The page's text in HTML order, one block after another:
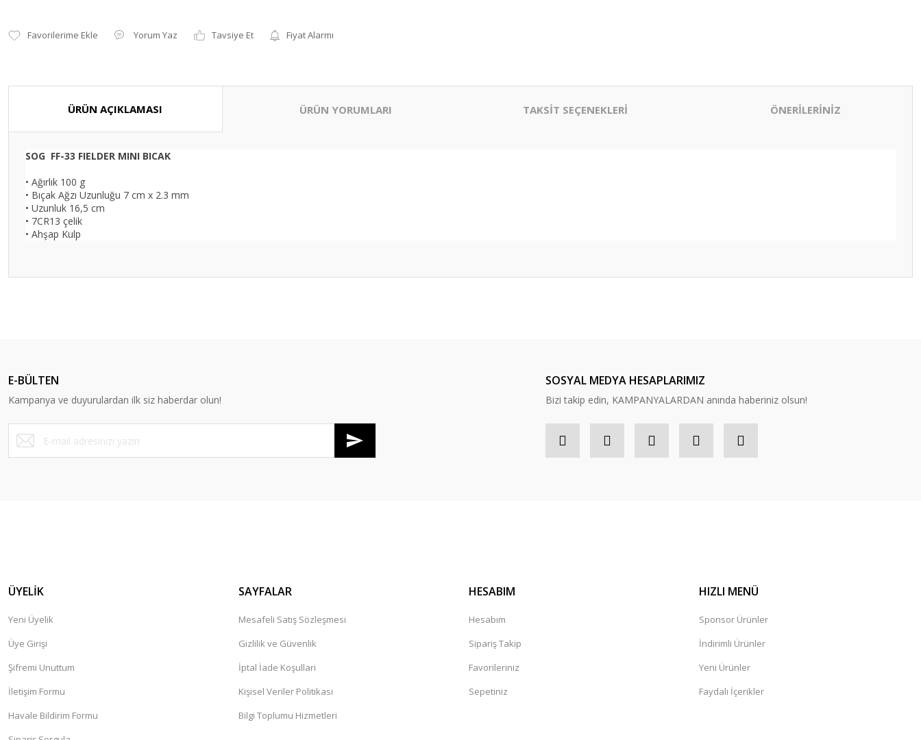
Yorum Yaz Tavsiye Et Fiyat Alarmı
ÜRÜN AÇIKLAMASI ÜRÜN YORUMLARI TAKSİT SEÇENEKLERİ ÖNERİLERİNİZ
SOG FF-33 FIELDER MINI BICAK
• Ağırlık 100 g
• Bıçak Ağzı Uzunluğu 7 cm x 2.3 mm
• Uzunluk 16,5 cm
• 7CR13 çelik
• Ahşap Kulp
Ürün bilgilerinde hatalar bulunuyor.
Ürün fiyatı diğer sitelerden daha pahalı.
Bu ürüne benzer farklı alternatifler olmalı.
E-BÜLTEN
Kampanya ve duyurulardan ilk siz haberdar olun!
SOSYAL MEDYA HESAPLARIMIZ
Bizi takip edin, KAMPANYALARDAN anında haberiniz olsun!
ÜYELİK
Yeni Üyelik
Üye Girişi
Şifremi Unuttum
İletişim Formu
Havale Bildirim Formu
SAYFALAR
Mesafeli Satış Sözleşmesi
Gizlilik ve Güvenlik
İptal İade Koşullari
Kişisel Veriler Politikası
Bilgi Toplumu Hizmetleri
HESABIM
Hesabım
Sipariş Takip
Favorileriniz
Sepetiniz
HIZLI MENÜ
Sponsor Ürünler
İndirimli Ürünler
Yeni Ürünler
Faydalı İçerikler